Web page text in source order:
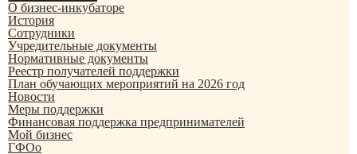
О бизнес-инкубаторе
История
Сотрудники
Учредительные документы
Нормативные документы
Реестр получателей поддержки
План обучающих мероприятий на 2026 год
Новости
Меры поддержки
Финансовая поддержка предпринимателей
Мой бизнес
ГФОо